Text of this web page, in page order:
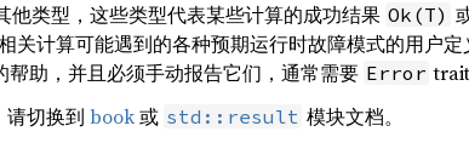
他类型，这些类型代表某些计算的成功结果 Ok(T)
关计算可能遇到的各种预期运行时故障模式的用户定
帮助，并且必须手动报告它们，通常需要 Error trait
请切换到 book或 std::result 模块文档。